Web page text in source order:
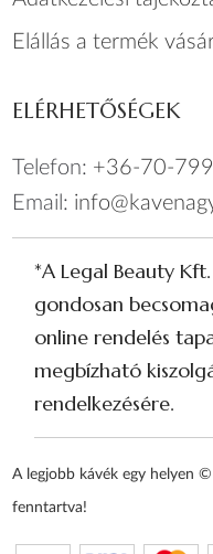
Elállás a termék
ELÉRHETŐSÉGEK
Telefon: +36-70-
Email:
*A Legal Beauty
gondosan
online rendelés
megbízható
rendelkezésére.
A legjobb kávék egy helyen
fenntartva!